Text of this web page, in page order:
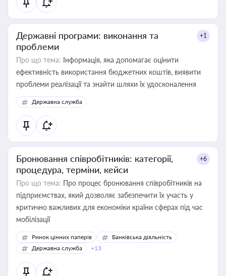
Державні програми: виконання та
проблеми
+1
Про що тема: Інформація, яка допомагає оцінити
ефективність використання бюджетних коштів, виявити
проблеми реалізації та знайти шляхи їх удосконалення
Державна служба
Бронювання співробітників: категорії,
процедура, терміни, кейси
+6
Про що тема: Про процес бронювання співробітників на
підприємствах, який дозволяє забезпечити їх участь у
критично важливих для економіки країни сферах під час
мобілізації
Ринок цінних паперів
Банківська діяльність
Державна служба
+13